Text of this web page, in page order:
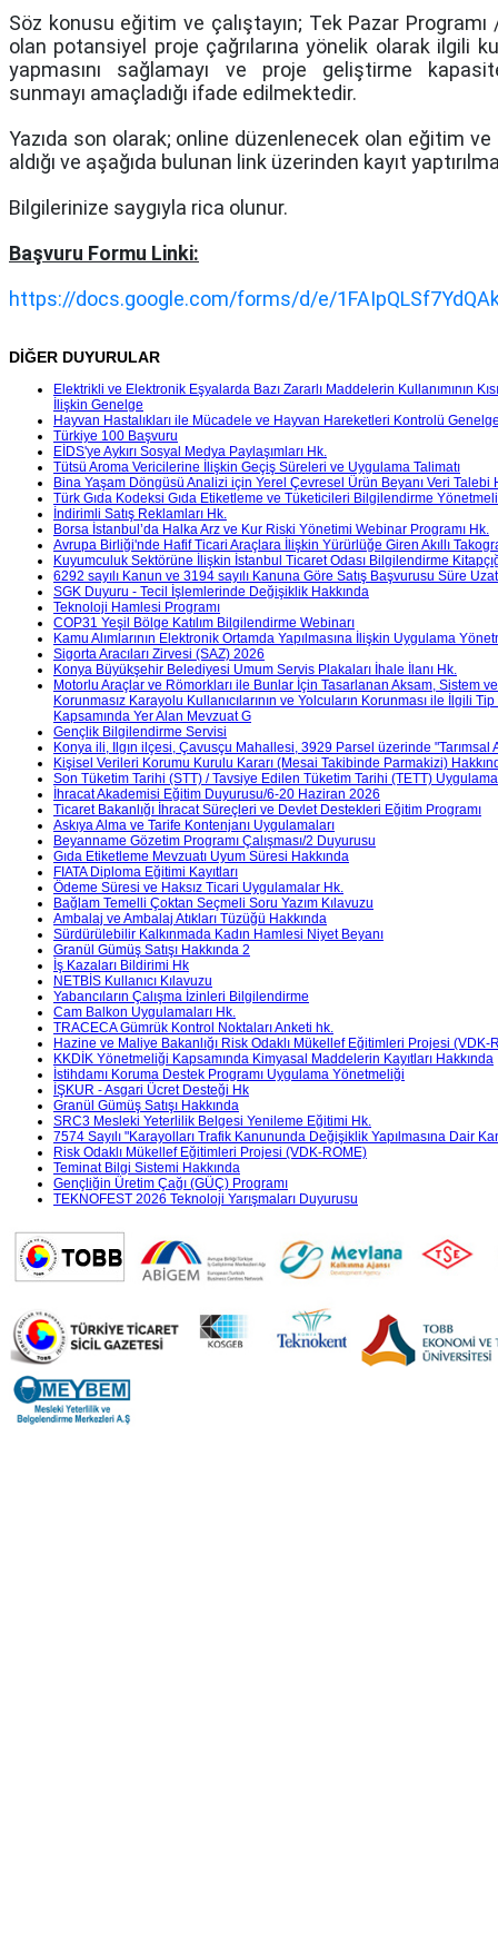
Söz konusu eğitim ve çalıştayın; Tek Pazar Programı
olan potansiyel proje çağrılarına yönelik olarak ilgili
yapmasını sağlamayı ve proje geliştirme
sunmayı amaçladığı ifade edilmektedir.
Yazıda son olarak; online düzenlenecek olan eğitim
aldığı ve aşağıda bulunan link üzerinden kayıt
Bilgilerinize saygıyla rica olunur.
Başvuru Formu Linki:
https://docs.google.com/forms/d/e/
DİĞER DUYURULAR
Elektrikli ve Elektronik Eşyalarda Bazı Zararlı Maddelerin Kullanımının
İlişkin Genelge
Hayvan Hastalıkları ile Mücadele ve Hayvan Hareketleri Kontrolü
Türkiye 100 Başvuru
EİDS'ye Aykırı Sosyal Medya Paylaşımları Hk.
Tütsü Aroma Vericilerine İlişkin Geçiş Süreleri ve Uygulama Talimatı
Bina Yaşam Döngüsü Analizi için Yerel Çevresel Ürün Beyanı Veri Talebi
Türk Gıda Kodeksi Gıda Etiketleme ve Tüketicileri Bilgilendirme
İndirimli Satış Reklamları Hk.
Borsa İstanbul’da Halka Arz ve Kur Riski Yönetimi Webinar Programı Hk.
Avrupa Birliği'nde Hafif Ticari Araçlara İlişkin Yürürlüğe Giren Akıllı
Kuyumculuk Sektörüne İlişkin İstanbul Ticaret Odası Bilgilendirme
6292 sayılı Kanun ve 3194 sayılı Kanuna Göre Satış Başvurusu Süre
SGK Duyuru - Tecil İşlemlerinde Değişiklik Hakkında
Teknoloji Hamlesi Programı
COP31 Yeşil Bölge Katılım Bilgilendirme Webinarı
Kamu Alımlarının Elektronik Ortamda Yapılmasına İlişkin Uygulama
Sigorta Aracıları Zirvesi (SAZ) 2026
Konya Büyükşehir Belediyesi Umum Servis Plakaları İhale İlanı Hk.
Motorlu Araçlar ve Römorkları ile Bunlar İçin Tasarlanan Aksam, Sistem
Korunmasız Karayolu Kullanıcılarının ve Yolcuların Korunması ile İlgili
Kapsamında Yer Alan Mevzuat G
Gençlik Bilgilendirme Servisi
Konya ili, Ilgın ilçesi, Çavusçu Mahallesi, 3929 Parsel üzerinde "Tarımsal
Kişisel Verileri Korumu Kurulu Kararı (Mesai Takibinde Parmakizi)
Son Tüketim Tarihi (STT) / Tavsiye Edilen Tüketim Tarihi (TETT)
İhracat Akademisi Eğitim Duyurusu/6-20 Haziran 2026
Ticaret Bakanlığı İhracat Süreçleri ve Devlet Destekleri Eğitim Programı
Askıya Alma ve Tarife Kontenjanı Uygulamaları
Beyanname Gözetim Programı Çalışması/2 Duyurusu
Gıda Etiketleme Mevzuatı Uyum Süresi Hakkında
FIATA Diploma Eğitimi Kayıtları
Ödeme Süresi ve Haksız Ticari Uygulamalar Hk.
Bağlam Temelli Çoktan Seçmeli Soru Yazım Kılavuzu
Ambalaj ve Ambalaj Atıkları Tüzüğü Hakkında
Sürdürülebilir Kalkınmada Kadın Hamlesi Niyet Beyanı
Granül Gümüş Satışı Hakkında 2
İş Kazaları Bildirimi Hk
NETBİS Kullanıcı Kılavuzu
Yabancıların Çalışma İzinleri Bilgilendirme
Cam Balkon Uygulamaları Hk.
TRACECA Gümrük Kontrol Noktaları Anketi hk.
Hazine ve Maliye Bakanlığı Risk Odaklı Mükellef Eğitimleri Projesi (VDK-
KKDİK Yönetmeliği Kapsamında Kimyasal Maddelerin Kayıtları Hakkında
İstihdamı Koruma Destek Programı Uygulama Yönetmeliği
İŞKUR - Asgari Ücret Desteği Hk
Granül Gümüş Satışı Hakkında
SRC3 Mesleki Yeterlilik Belgesi Yenileme Eğitimi Hk.
7574 Sayılı "Karayolları Trafik Kanununda Değişiklik Yapılmasına Dair
Risk Odaklı Mükellef Eğitimleri Projesi (VDK-ROME)
Teminat Bilgi Sistemi Hakkında
Gençliğin Üretim Çağı (GÜÇ) Programı
TEKNOFEST 2026 Teknoloji Yarışmaları Duyurusu